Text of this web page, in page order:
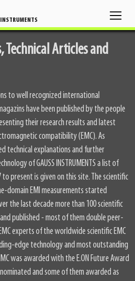
INSTRUMENTS
Technical Articles and
to well recognized international
have been published by the people
their research results and latest
compatibility (EMC). As
technical explanations and further
of GAUSS INSTRUMENTS a list of
present is given on this site. The scientific
domain EMI measurements started
the last decade more than 100 scientific
published - most of them double peer-
experts of the worldwide scientific EMC
edge technology and most outstanding
was awarded with the E.ON Future Award
and some of them awarded as